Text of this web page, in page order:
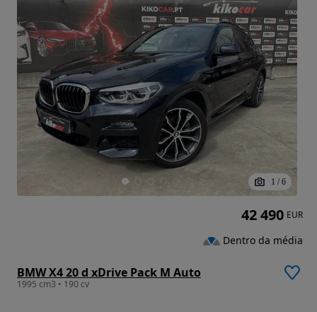
1 / 6
BMW X4 20 d xDrive Pack M Auto
1995 cm3 • 190 cv
42 490 EUR
Dentro da média